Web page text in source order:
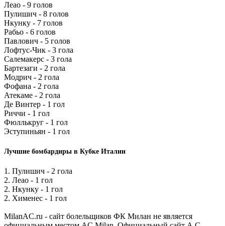
Леао - 9 голов
Пулишич - 8 голов
Нкунку - 7 голов
Рабьо - 6 голов
Павлович - 5 голов
Лофтус-Чик - 3 гола
Салемакерс - 3 гола
Бартезаги - 2 гола
Модрич - 2 гола
Фофана - 2 гола
Атекаме - 2 гола
Де Винтер - 1 гол
Риччи - 1 гол
Фюллькруг - 1 гол
Эступиньян - 1 гол
Лучшие бомбардиры в Кубке Италии
1. Пулишич - 2 гола
2. Леао - 1 гол
2. Нкунку - 1 гол
2. Хименес - 1 гол
MilanAC.ru - сайт болельщиков ФК Милан не является